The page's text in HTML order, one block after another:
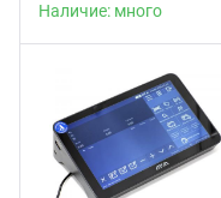
Наличие: много